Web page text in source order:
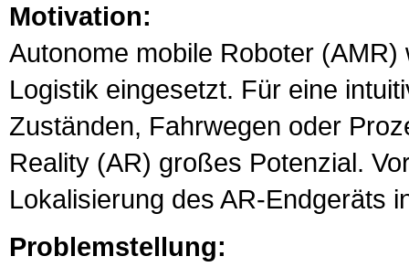
Motivation:
Autonome mobile Roboter
Logistik eingesetzt. Für eine
Zuständen, Fahrwegen oder
Reality (AR) großes Potenzial.
Lokalisierung des AR-Endgeräts
Problemstellung: